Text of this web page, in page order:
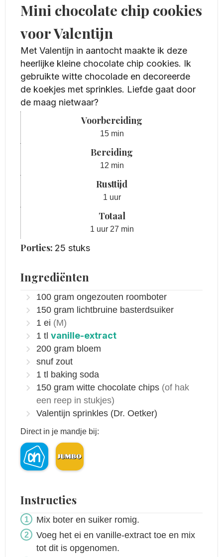
Mini chocolate chip cookies
voor Valentijn
Met Valentijn in aantocht maakte ik deze
heerlijke kleine chocolate chip cookies. Ik
gebruikte witte chocolade en decoreerde
de koekjes met sprinkles. Liefde gaat door
de maag nietwaar?
Voorbereiding
15minuten
min
Bereiding
12minuten
min
Rusttijd
1 uur
uur
Totaal
1 uur
uur 27minuten
min
Porties: 25 stuks
Ingrediënten
100 gram ongezouten roomboter
150 gram lichtbruine basterdsuiker
1 ei (M)
1 tl vanille-extract
200 gram bloem
snuf zout
1 tl baking soda
150 gram witte chocolate chips (of hak
een reep in stukjes)
Valentijn sprinkles (Dr. Oetker)
Direct in je mandje bij:
Instructies
Mix boter en suiker romig.
Voeg het ei en vanille-extract toe en mix
tot dit is opgenomen.